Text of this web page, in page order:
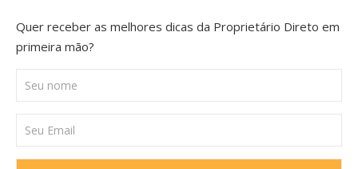
Quer receber as melhores dicas da Proprietário Direto em
primeira mão?